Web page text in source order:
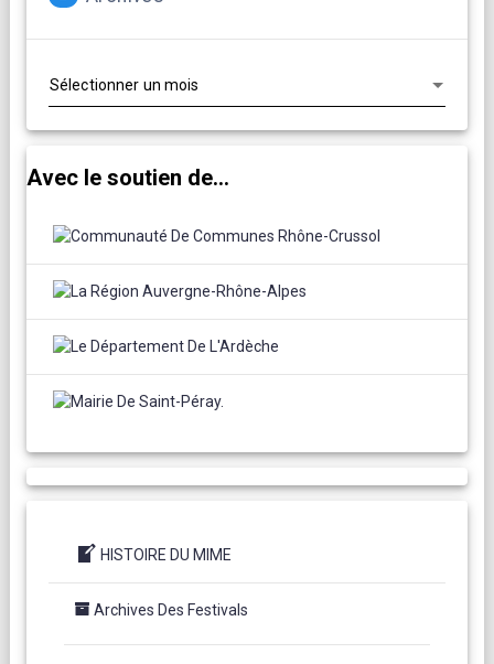
Avec le soutien de...
HISTOIRE DU MIME
Archives Des Festivals